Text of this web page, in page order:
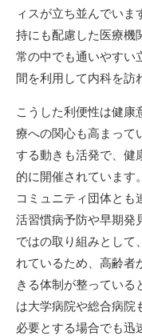
ィスが立ち並んでい
持にも配慮した医療機
常の中でも通いやすい
間を利用して内科を訪
こうした利便性は健康
療への関心も高まって
する動きも活発で、健
的に開催されています
コミュニティ団体とも
活習慣病予防や早期発
ではの取り組みとして
れているため、高齢者
きる体制が整っている
は大学病院や総合病院
必要とする場合でも迅